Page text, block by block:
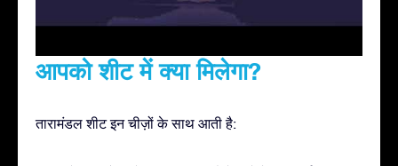
आपको शीट में क्या मिलेगा?
तारामंडल शीट इन चीज़ों के साथ आती है: